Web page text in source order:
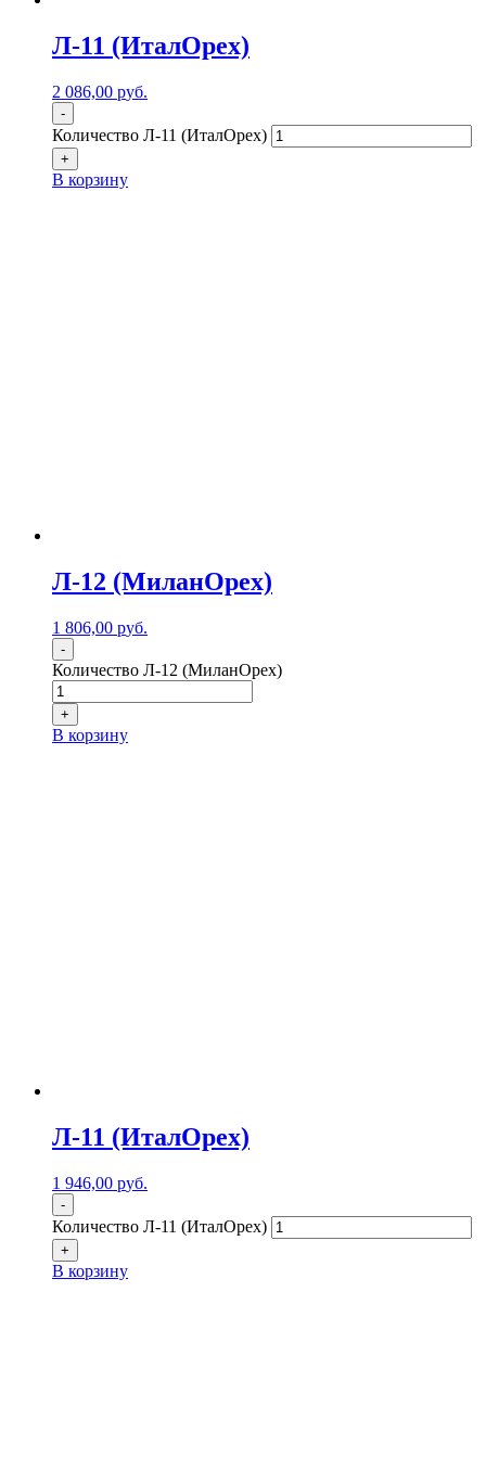
Л-11 (ИталОрех)
2 086,00 руб.
-
Количество Л-11 (ИталОрех)
+
В корзину
Л-12 (МиланОрех)
1 806,00 руб.
-
Количество Л-12 (МиланОрех)
+
В корзину
Л-11 (ИталОрех)
1 946,00 руб.
-
Количество Л-11 (ИталОрех)
+
В корзину